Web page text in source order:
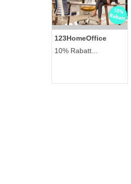
123HomeOffice
10% Rabatt...